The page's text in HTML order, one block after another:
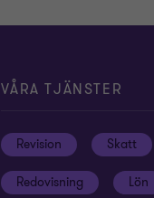
VÅRA TJÄNSTER
Revision Skatt
Redovisning Lön